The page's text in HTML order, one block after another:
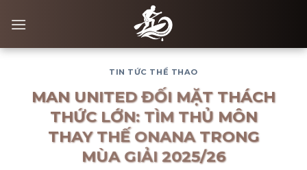
TIN TỨC THỂ THAO
MAN UNITED ĐỐI MẶT THÁCH
THỨC LỚN: TÌM THỦ MÔN
THAY THẾ ONANA TRONG
MÙA GIẢI 2025/26